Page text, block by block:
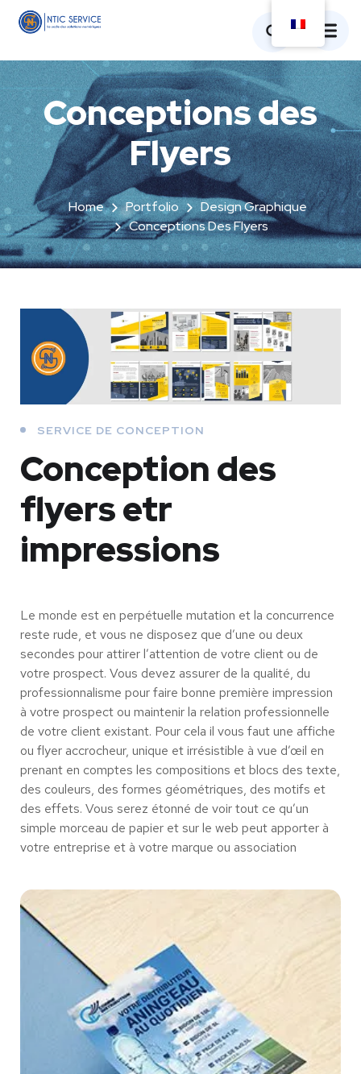
Conceptions des
Flyers
Home Portfolio
Design Graphique
Conceptions Des Flyers
SERVICE DE CONCEPTION
Conception des
flyers etr
impressions
Le monde est en perpétuelle mutation et la concurrence
reste rude, et vous ne disposez que d’une ou deux
secondes pour attirer l’attention de votre client ou de
votre prospect. Vous devez assurer de la qualité, du
professionnalisme pour faire bonne première impression
à votre prospect ou maintenir la relation professionnelle
de votre client existant. Pour cela il vous faut une affiche
ou flyer accrocheur, unique et irrésistible à vue d’œil en
prenant en comptes les compositions et blocs des texte,
des couleurs, des formes géométriques, des motifs et
des effets. Vous serez étonné de voir tout ce qu’un
simple morceau de papier et sur le web peut apporter à
votre entreprise et à votre marque ou association